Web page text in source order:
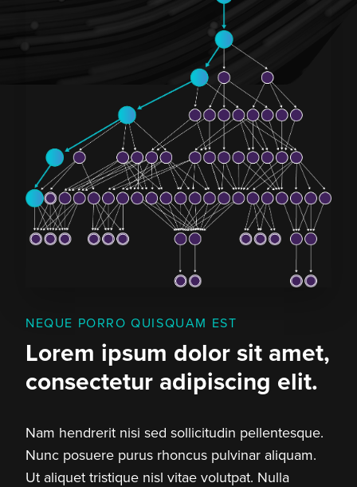
NEQUE PORRO QUISQUAM EST
Lorem ipsum dolor sit amet,
consectetur adipiscing elit.
Nam hendrerit nisi sed sollicitudin pellentesque.
Nunc posuere purus rhoncus pulvinar aliquam.
Ut aliquet tristique nisl vitae volutpat. Nulla